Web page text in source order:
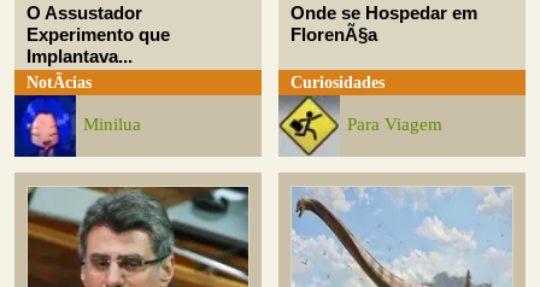
O Assustador
Experimento que
Implantava...
NotÃ­cias
Minilua
Onde se Hospedar em
FlorenÃ§a
Curiosidades
Para Viagem